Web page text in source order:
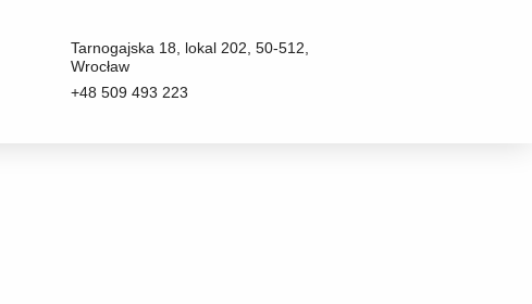
Tarnogajska 18, lokal 202, 50-512,
Wrocław
+48 509 493 223